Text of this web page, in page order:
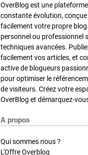
OverBlog est une
constante évolution,
facilement votre propre
personnel ou professionnel
techniques avancées.
facilement vos articles, et
active de blogueurs
pour optimiser le
de visiteurs. Créez votre
OverBlog et démarquez-
A propos
Qui sommes nous ?
L'Offre Overblog